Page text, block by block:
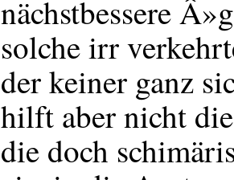
nächstbessere
solche irr
der keiner ganz
hilft aber nicht
die doch